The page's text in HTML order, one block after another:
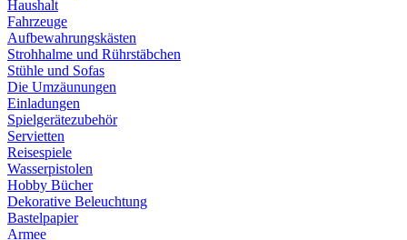
Haushalt
Fahrzeuge
Aufbewahrungskästen
Strohhalme und Rührstäbchen
Stühle und Sofas
Die Umzäunungen
Einladungen
Spielgerätezubehör
Servietten
Reisespiele
Wasserpistolen
Hobby Bücher
Dekorative Beleuchtung
Bastelpapier
Armee